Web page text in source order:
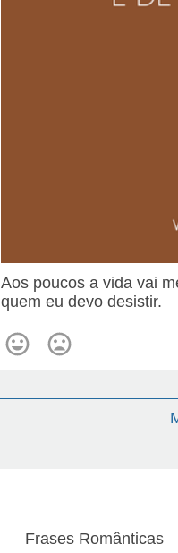
Aos poucos a vida vai
quem eu devo desistir.
Frases Românticas